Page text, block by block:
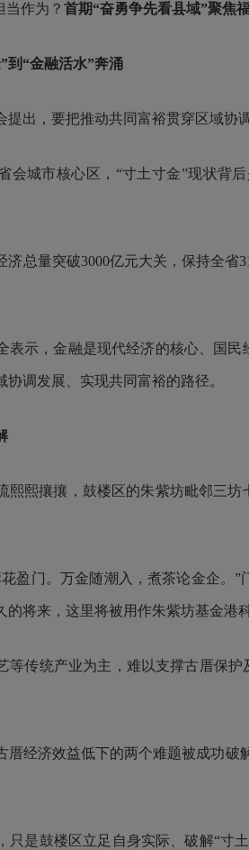
当作为？ 首期“奋勇争先看县域”聚
到“金融活水”奔涌
提出，要把推动共同富裕贯穿区域协
城市核心区，“寸土寸金”现状背后
量突破3000亿元大关，保持全省
，金融是现代经济的核心、国民
协调发展、实现共同富裕的路径。
熙熙攘攘，鼓楼区的朱紫坊毗邻三
门。万金随潮入，煮茶论金企。”
的将来，这里将被用作朱紫坊基金港
统产业为主，难以支撑古厝保护
济效益低下的两个难题被成功破解
鼓楼区立足自身实际、破解“寸土